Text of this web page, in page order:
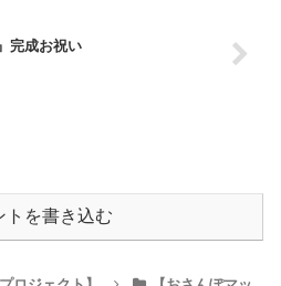
完成お祝い
トを書き込む